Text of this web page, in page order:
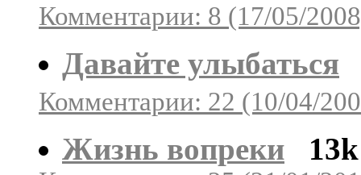
Комментарии: 8 (17/05/
Давайте улыбаться
Комментарии: 22 (10/04/
Жизнь вопреки 13k